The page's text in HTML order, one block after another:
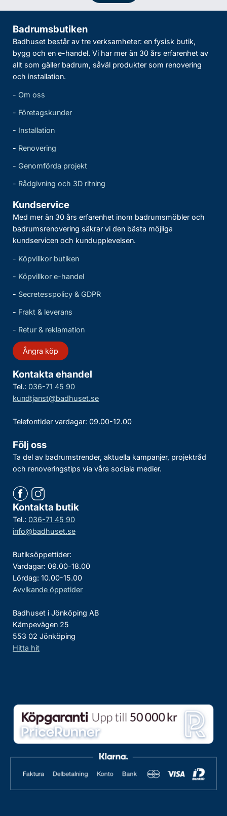
Badrumsbutiken
Badhuset består av tre verksamheter: en fysisk butik,
bygg och en e-handel. Vi har mer än 30 års erfarenhet av
allt som gäller badrum, såväl produkter som renovering
och installation.
- Om oss
- Företagskunder
- Installation
- Renovering
- Genomförda projekt
- Rådgivning och 3D ritning
Kundservice
Med mer än 30 års erfarenhet inom badrumsmöbler och
badrumsrenovering säkrar vi den bästa möjliga
kundservicen och kundupplevelsen.
- Köpvillkor butiken
- Köpvillkor e-handel
- Secretesspolicy & GDPR
- Frakt & leverans
- Retur & reklamation
Ångra köp
Kontakta ehandel
Tel.: 036-71 45 90
kundtjanst@badhuset.se
Telefontider vardagar: 09.00-12.00
Följ oss
Ta del av badrumstrender, aktuella kampanjer, projektråd
och renoveringstips via våra sociala medier.
Kontakta butik
Tel.: 036-71 45 90
info@badhuset.se
Butiksöppettider:
Vardagar: 09.00-18.00
Lördag: 10.00-15.00
Avvikande öppetider
Badhuset i Jönköping AB
Kämpevägen 25
553 02 Jönköping
Hitta hit